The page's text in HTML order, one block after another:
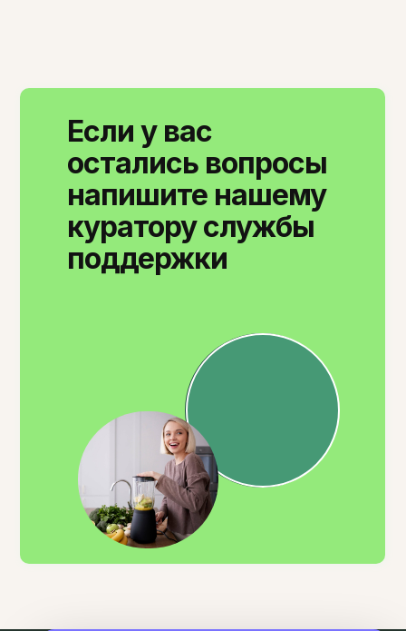
Если у вас
остались вопросы
напишите нашему
куратору службы
поддержки